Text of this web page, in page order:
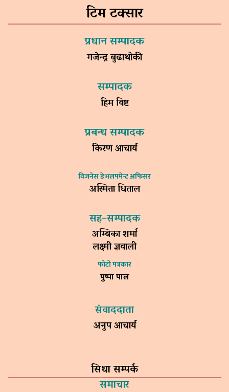
टिम टक्सार
प्रधान सम्पादक
गजेन्द्र बुढाथोकी
सम्पादक
हिम विष्ट
प्रबन्ध सम्पादक
किरण आचार्य
विजनेस डेभलपमेन्ट अफिसर
अस्मिता धिताल
सह–सम्पादक
अम्बिका शर्मा
लक्ष्मी ज्ञवाली
फोटो पत्रकार
पुष्पा पाल
संवाददाता
अनुप आचार्य
सिधा सम्पर्क
समाचार